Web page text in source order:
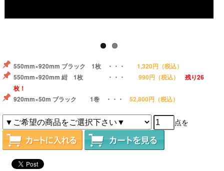
550mm×920mm ブラック 1枚 ・・・ 1,320円 （税込）
550mm×920mm 紺 1枚 ・・・ 990円 （税込）
残り26
枚！
920mm×50m ブラック 1巻 ・・・ 52,800円 （税込）
点を